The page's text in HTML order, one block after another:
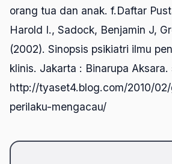
orang tua dan anak. f.Daftar
Harold I., Sadock, Benjamin J,
(2002). Sinopsis psikiatri ilmu
klinis. Jakarta : Binarupa Aksara.
http://tyaset4.blog.com/2010/
perilaku-mengacau/